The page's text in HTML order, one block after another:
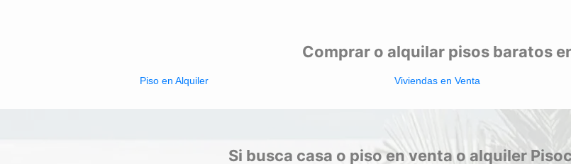
Comprar o alquilar pisos baratos
Piso en Alquiler Viviendas en Venta
Si busca casa o piso en venta o alquiler